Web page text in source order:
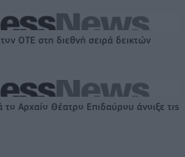
ΟΤΕ στη διεθνή σειρά δεικτών
Αρχαίο Θέατρο Επιδαύρου άνοιξε τις